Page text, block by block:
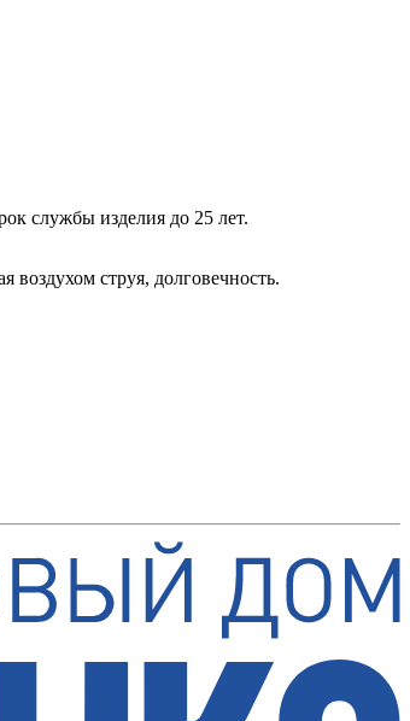
службы изделия до 25 лет.
струя, долговечность.